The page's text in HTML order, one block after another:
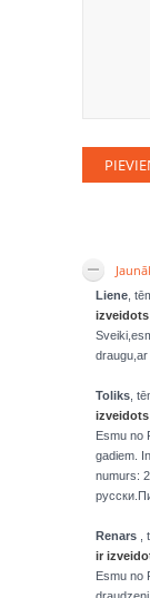
Liene ,
Toliks ,
Esmu no
gadiem.
numurs:
Renars
ir
Esmu no